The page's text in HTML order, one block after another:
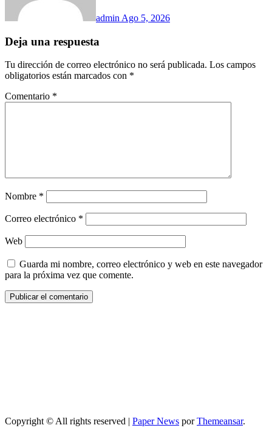
admin Ago 5, 2026
Deja una respuesta
Tu dirección de correo electrónico no será publicada. Los campos
obligatorios están marcados con *
Comentario *
Nombre *
Correo electrónico *
Web
Guarda mi nombre, correo electrónico y web en este navegador
para la próxima vez que comente.
Copyright © All rights reserved | Paper News porThemeansar.